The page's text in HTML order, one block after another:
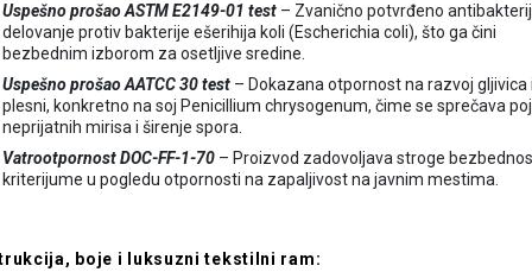
Uspešno prošao ASTM E2149-01 test– Zvanično potvrđeno
delovanje protiv bakterije ešerihija koli (Escherichia coli), što ga čini
bezbednim izborom za osetljive sredine.
Uspešno prošao AATCC 30 test– Dokazana otpornost na razvoj gljivica i
plesni, konkretno na soj Penicillium chrysogenum, čime se sprečava
neprijatnih mirisa i širenje spora.
Vatrootpornost DOC-FF-1-70– Proizvod zadovoljava stroge
kriterijume u pogledu otpornosti na zapaljivost na javnim mestima.
boje i luksuzni tekstilni ram: